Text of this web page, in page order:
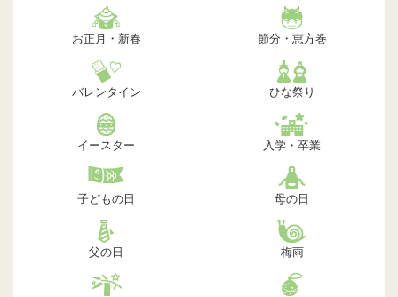
お正月・新春 節分・恵方巻
バレンタイン ひな祭り
イースター 入学・卒業
子どもの日 母の日
父の日 梅雨